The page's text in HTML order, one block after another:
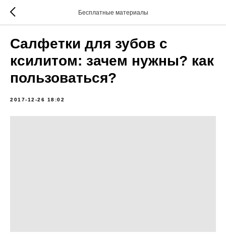
Бесплатные материалы
Салфетки для зубов с
ксилитом: зачем нужны? как
пользоваться?
2017-12-26 18:02